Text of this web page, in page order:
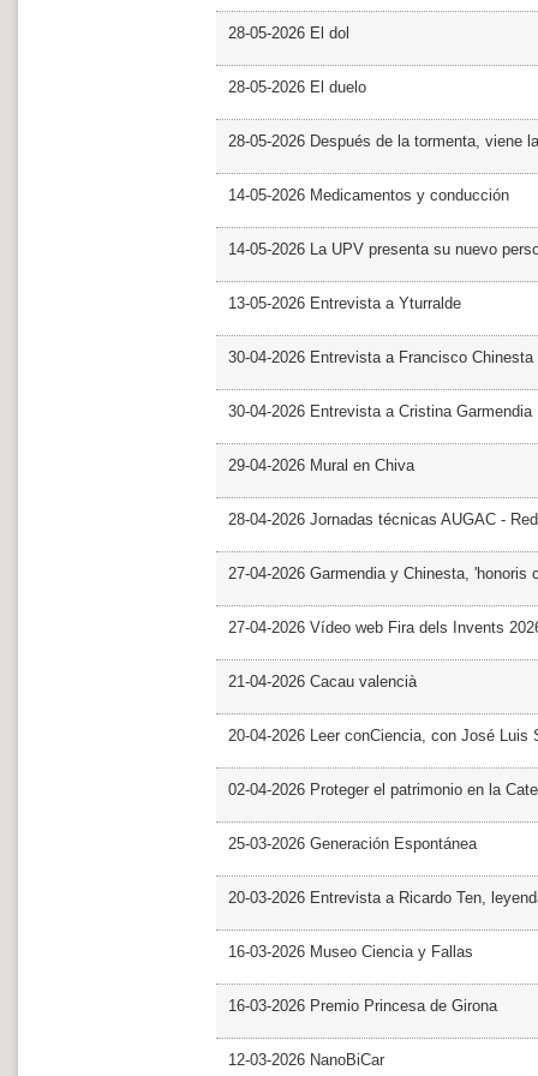
28-05-2026 El dol
28-05-2026 El duelo
28-05-2026 Después de la tormenta, viene
14-05-2026 Medicamentos y conducción
14-05-2026 La UPV presenta su nuevo
13-05-2026 Entrevista a Yturralde
30-04-2026 Entrevista a Francisco Chinesta
30-04-2026 Entrevista a Cristina Garmendia
29-04-2026 Mural en Chiva
28-04-2026 Jornadas técnicas AUGAC -
27-04-2026 Garmendia y Chinesta, 'honoris
27-04-2026 Vídeo web Fira dels Invents
21-04-2026 Cacau valencià
20-04-2026 Leer conCiencia, con José Luis
02-04-2026 Proteger el patrimonio en la
25-03-2026 Generación Espontánea
20-03-2026 Entrevista a Ricardo Ten,
16-03-2026 Museo Ciencia y Fallas
16-03-2026 Premio Princesa de Girona
12-03-2026 NanoBiCar